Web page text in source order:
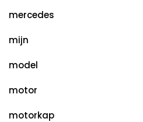
mercedes
mijn
model
motor
motorkap